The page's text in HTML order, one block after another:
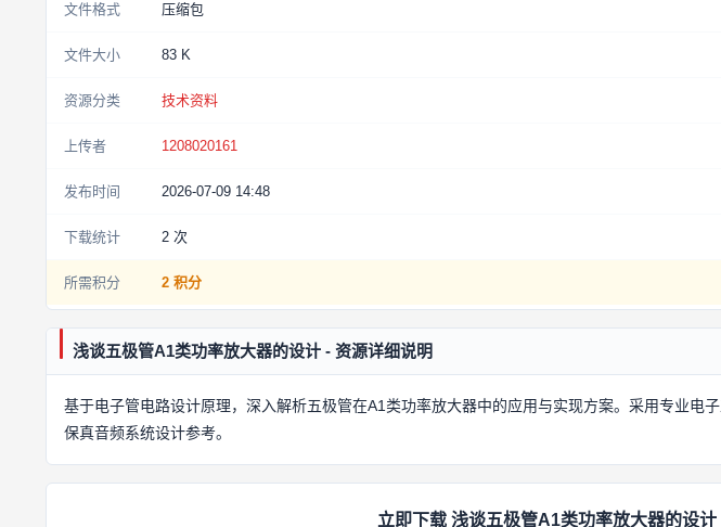
文件格式 压缩包
文件大小 83 K
资源分类 技术资料
上传者 1208020161
发布时间 2026-07-09 14:48
下载统计 2 次
所需积分 2 积分
浅谈五极管A1类功率放大器的设计 - 资源详细说明
基于电子管电路设计原理，深入解析五极管在A1类功率放大器中的应用与实现方案。采用专业电
保真音频系统设计参考。
立即下载 浅谈五极管A1类功率放大器的设计